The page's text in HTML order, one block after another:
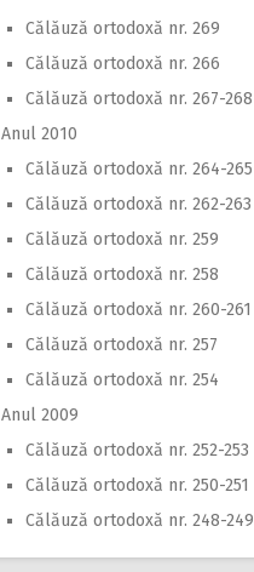
Călăuză ortodoxă nr. 269
Călăuză ortodoxă nr. 266
Călăuză ortodoxă nr. 267-268
Anul 2010
Călăuză ortodoxă nr. 264-265
Călăuză ortodoxă nr. 262-263
Călăuză ortodoxă nr. 259
Călăuză ortodoxă nr. 258
Călăuză ortodoxă nr. 260-261
Călăuză ortodoxă nr. 257
Călăuză ortodoxă nr. 254
Anul 2009
Călăuză ortodoxă nr. 252-253
Călăuză ortodoxă nr. 250-251
Călăuză ortodoxă nr. 248-249